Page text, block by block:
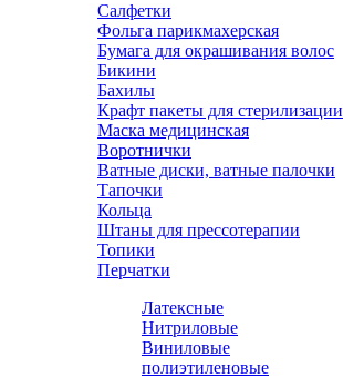
Салфетки
Фольга парикмахерская
Бумага для окрашивания волос
Бикини
Бахилы
Крафт пакеты для стерилизации
Маска медицинская
Воротнички
Ватные диски, ватные палочки
Тапочки
Кольца
Штаны для прессотерапии
Топики
Перчатки
Латексные
Нитриловые
Виниловые
полиэтиленовые